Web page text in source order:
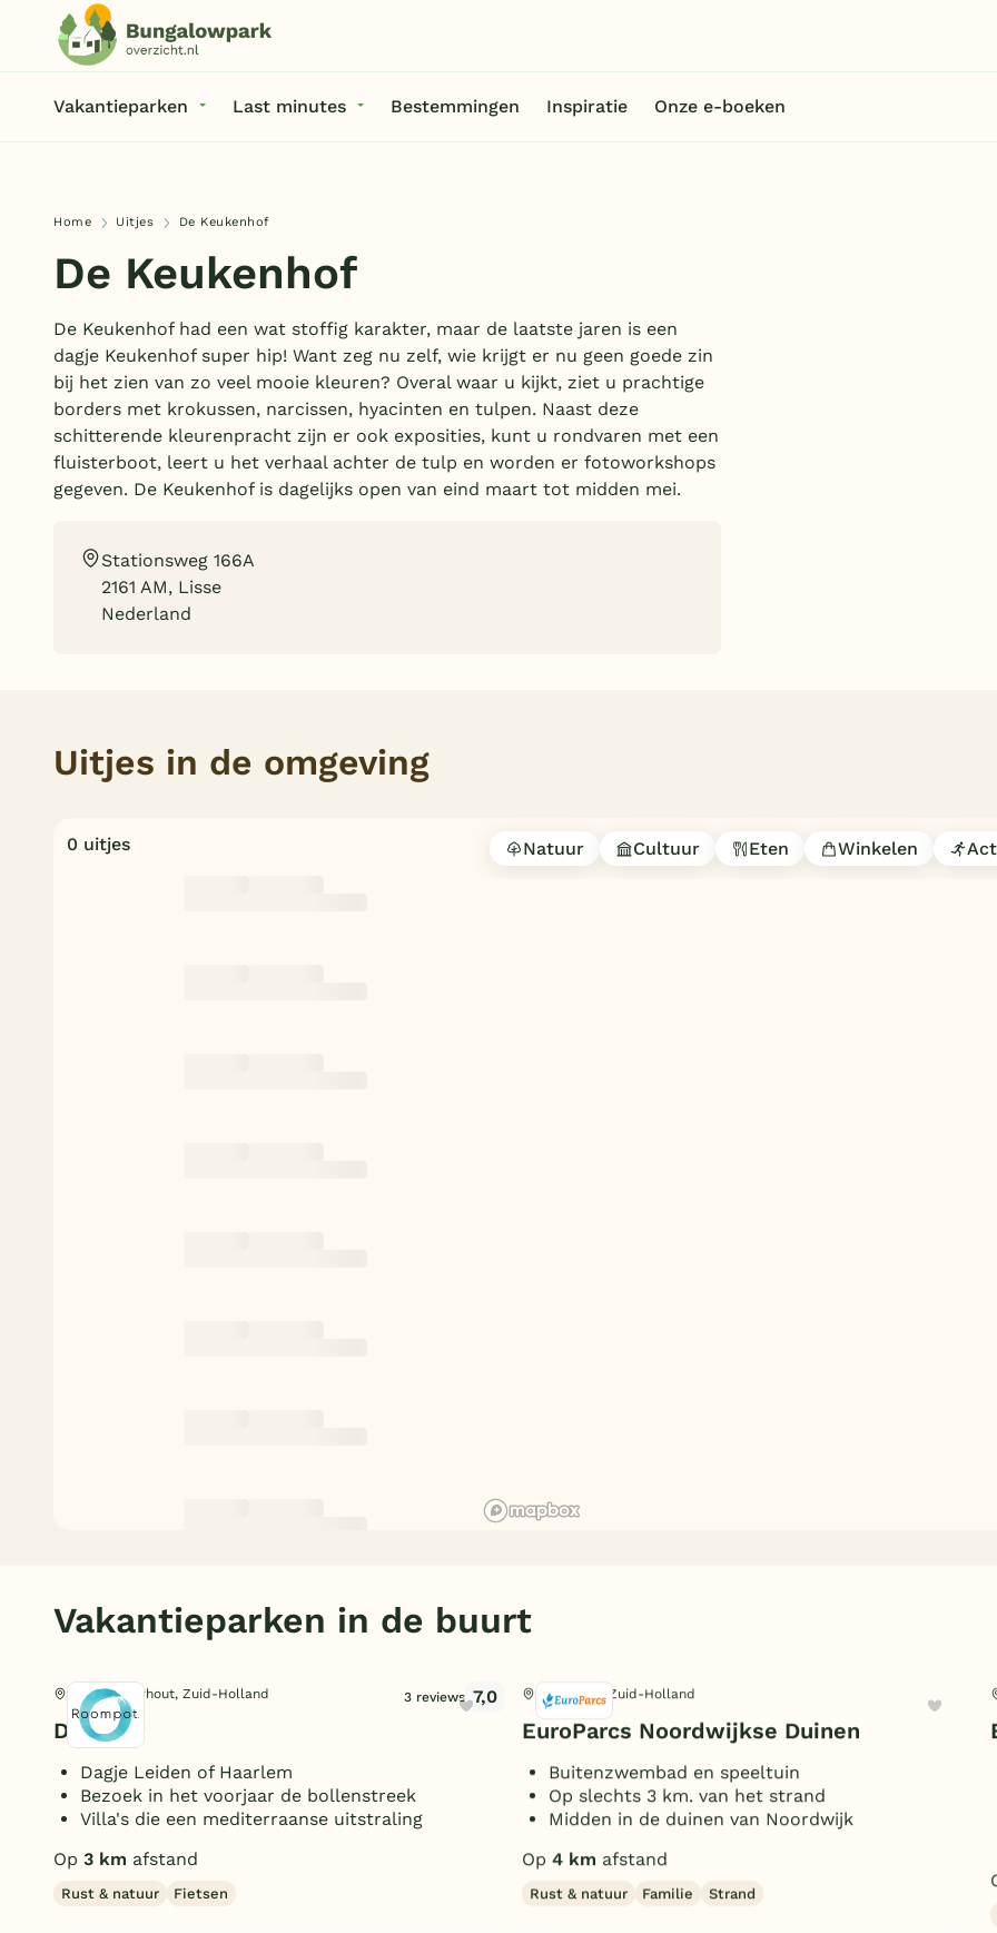
Vakantieparken Last minutes Bestemmingen Inspiratie Onze e-boeken
Home Uitjes De Keukenhof
De Keukenhof
De Keukenhof had een wat stoffig karakter, maar de laatste jaren is een
dagje Keukenhof super hip! Want zeg nu zelf, wie krijgt er nu geen goede zin
bij het zien van zo veel mooie kleuren? Overal waar u kijkt, ziet u prachtige
borders met krokussen, narcissen, hyacinten en tulpen. Naast deze
schitterende kleurenpracht zijn er ook exposities, kunt u rondvaren met een
fluisterboot, leert u het verhaal achter de tulp en worden er fotoworkshops
gegeven. De Keukenhof is dagelijks open van eind maart tot midden mei.
Stationsweg 166A
2161 AM, Lisse
Nederland
Uitjes in de omgeving
0 uitjes Natuur Cultuur Eten Winkelen
Vakantieparken in de buurt
Noordwijkerhout, Zuid-Holland 3 reviews 7,0
Dunimar
Dagje Leiden of Haarlem
Bezoek in het voorjaar de bollenstreek
Villa's die een mediterraanse uitstraling
Op 3 km afstand
Rust & natuur Fietsen
Noordwijk, Zuid-Holland
EuroParcs Noordwijkse Duinen
Buitenzwembad en speeltuin
Op slechts 3 km. van het strand
Midden in de duinen van Noordwijk
Op 4 km afstand
Rust & natuur Familie Strand